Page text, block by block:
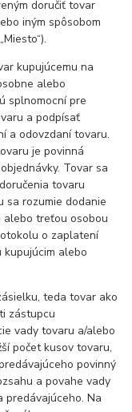
doručiť tovar
iným spôsobom
kupujúcemu na
alebo
splnomocní pre
a podpísať
a odovzdaní tovaru.
je povinná
Tovar sa
tovaru
sa rozumie dodanie
alebo treťou osobou
o zaplatení
alebo
teda tovar ako
zástupcu
vady tovaru a/alebo
počet kusov tovaru,
povinný
a povahe vady
Na